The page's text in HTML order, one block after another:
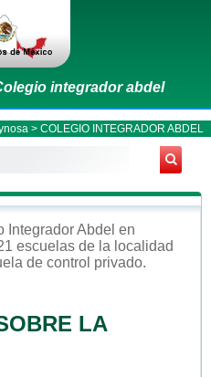
integrador abdel
> COLEGIO INTEGRADOR ABDEL
Integrador Abdel en
escuelas de la localidad
de control privado.
LA